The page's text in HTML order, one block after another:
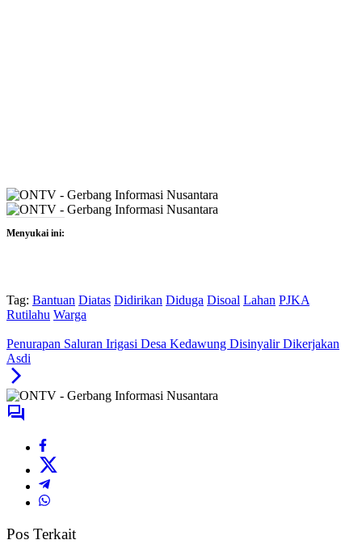
Menyukai ini:
Tag: Bantuan Diatas Didirikan Diduga Disoal Lahan PJKA
Rutilahu Warga
Penurapan Saluran Irigasi Desa Kedawung Disinyalir Dikerjakan
Asdi
Pos Terkait